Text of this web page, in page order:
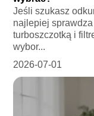
Jeśli szukasz
najlepiej
turboszczotką i
wybor...
2026-07-01